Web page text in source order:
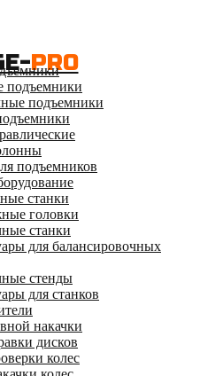
PRO
подъемники
подъемники
подъемников
станки
головки
станки
для балансировочных
стенды
для станков
накачки
дисков
колес